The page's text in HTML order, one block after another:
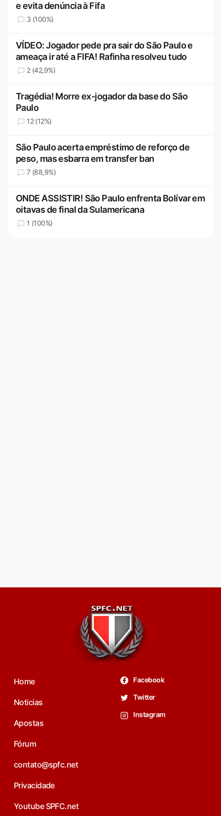
e evita denúncia à Fifa
3 (100%)
VÍDEO: Jogador pede pra sair do São Paulo e
ameaça ir até a FIFA! Rafinha resolveu tudo
2 (42,9%)
Tragédia! Morre ex-jogador da base do São
Paulo
12 (12%)
São Paulo acerta empréstimo de reforço de
peso, mas esbarra em transfer ban
7 (88,9%)
ONDE ASSISTIR! São Paulo enfrenta Bolívar em
oitavas de final da Sulamericana
1 (100%)
Home
Noticias
Apostas
Fórum
contato@spfc.net
Privacidade
Youtube SPFC.net
Facebook
Twitter
Instagram